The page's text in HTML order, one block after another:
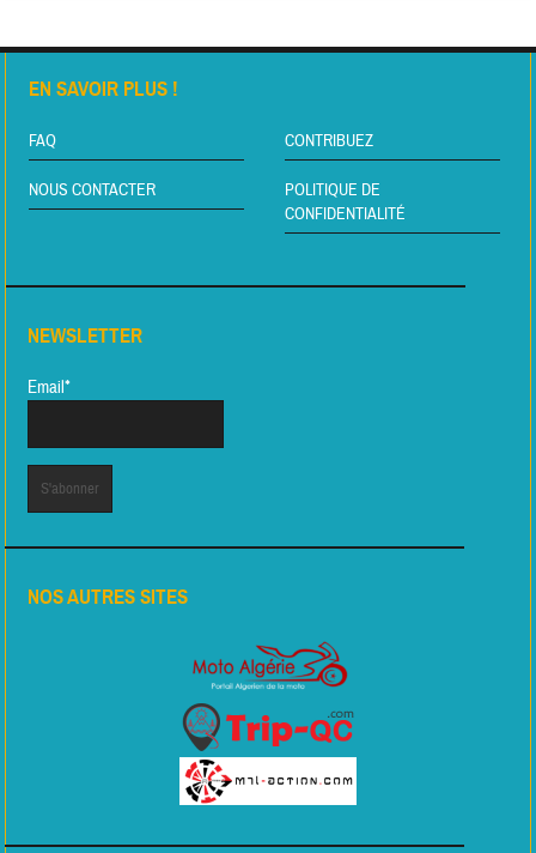
EN SAVOIR PLUS !
FAQ CONTRIBUEZ
NOUS CONTACTER
POLITIQUE DE
CONFIDENTIALITÉ
NEWSLETTER
Email*
NOS AUTRES SITES